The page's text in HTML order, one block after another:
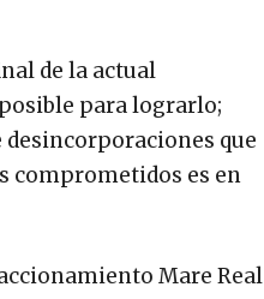
de la actual
para lograrlo;
que
comprometidos es en
Mare Real